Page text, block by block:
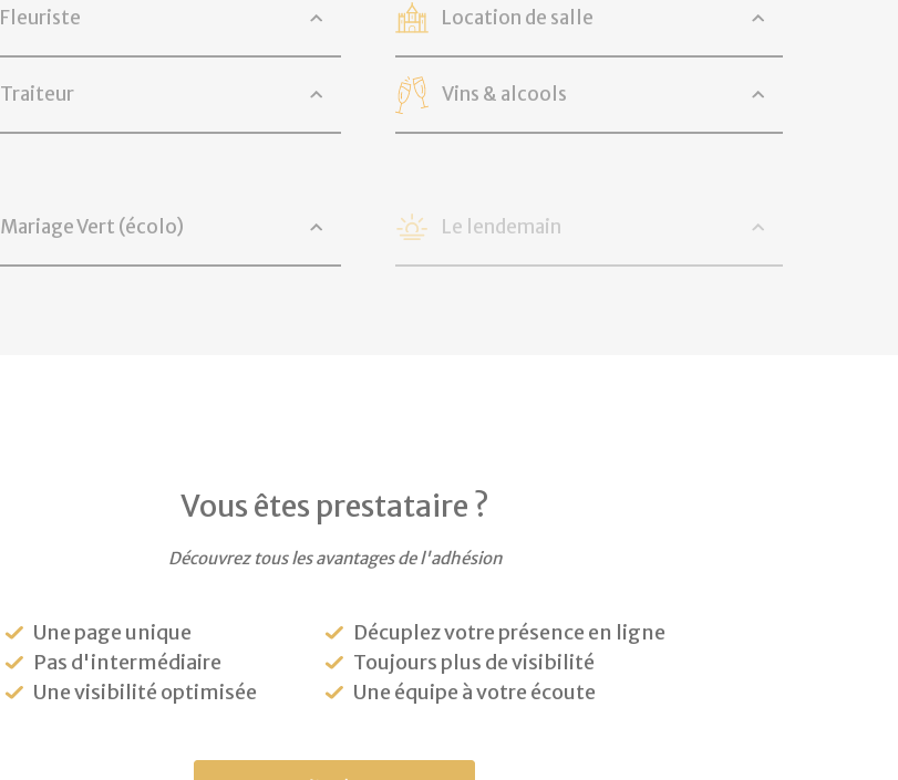
Fleuriste Location de salle
Traiteur Vins & alcools
Mariage Vert (écolo) Le lendemain
Vous êtes prestataire ?
Découvrez tous les avantages de l'adhésion
Une page unique
Pas d'intermédiaire
Une visibilité optimisée
Décuplez votre présence en ligne
Toujours plus de visibilité
Une équipe à votre écoute